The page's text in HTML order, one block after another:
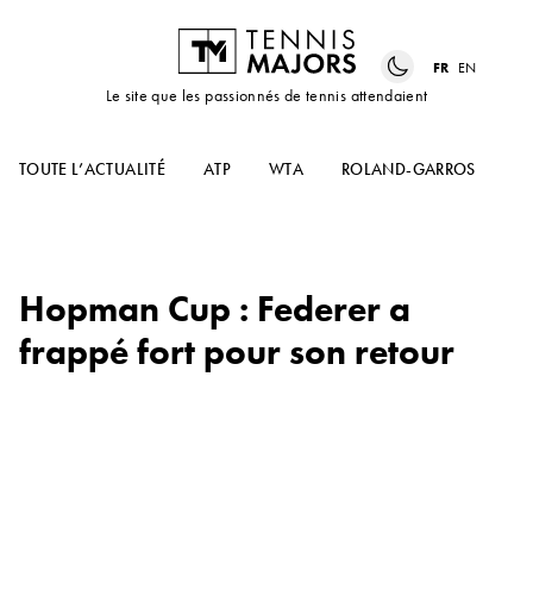
Le site que les passionnés de tennis attendaient
FR EN
TOUTE L’ACTUALITÉ ATP WTA ROLAND-GARROS
Hopman Cup : Federer a
frappé fort pour son retour